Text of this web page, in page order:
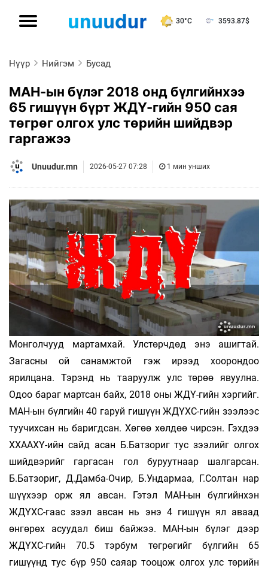
30°C 3593.87$
Нүүр Нийгэм Бусад
МАН-ын бүлэг 2018 онд бүлгийнхээ
65 гишүүн бүрт ЖДҮ-гийн 950 сая
төгрөг олгох улс төрийн шийдвэр
гаргажээ
Unuudur.mn 2026-05-27 07:28 1 мин унших
Монголчууд мартамхай. Улстөрчдөд энэ ашигтай.
Загасны ой санамжтой гэж ирээд хоорондоо
ярилцана. Тэрэнд нь тааруулж улс төрөө явуулна.
Одоо бараг мартсан байх, 2018 оны ЖДҮ-гийн хэргийг.
МАН-ын бүлгийн 40 гаруй гишүүн ЖДҮХС-гийн зээлээс
туучихсан нь баригдсан. Хөгөө хөлдөө чирсэн. Гэхдээ
ХХААХҮ-ийн сайд асан Б.Батзориг тус зээлийг олгох
шийдвэрийг гаргасан гол буруутнаар шалгарсан.
Б.Батзориг, Д.Дамба-Очир, Б.Ундармаа, Г.Солтан нар
шүүхээр орж ял авсан. Гэтэл МАН-ын бүлгийнхэн
ЖДҮХС-гаас зээл авсан нь энэ 4 гишүүн ял аваад
өнгөрөх асуудал биш байжээ. МАН-ын бүлэг дээр
ЖДҮХС-гийн 70.5 тэрбум төгрөгийг бүлгийн 65
гишүүнд тус бүр 950 саяар тооцож олгох улс төрийн